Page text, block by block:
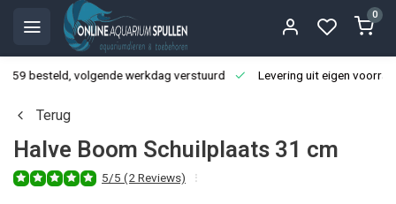
0
besteld, volgende werkdag verstuurd Levering uit eigen
Terug
Halve Boom Schuilplaats 31 cm
5/5 (2 Reviews)